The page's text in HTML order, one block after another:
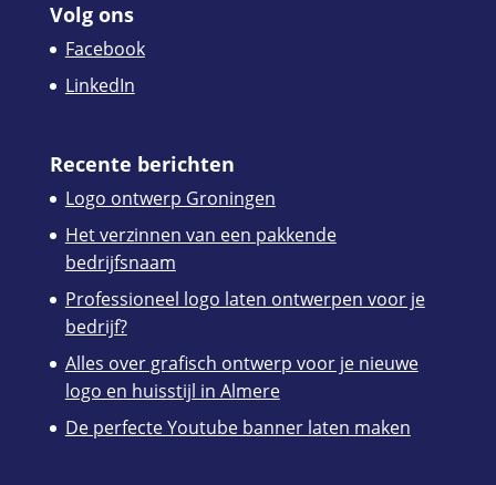
Volg ons
Facebook
LinkedIn
Recente berichten
Logo ontwerp Groningen
Het verzinnen van een pakkende
bedrijfsnaam
Professioneel logo laten ontwerpen voor je
bedrijf?
Alles over grafisch ontwerp voor je nieuwe
logo en huisstijl in Almere
De perfecte Youtube banner laten maken